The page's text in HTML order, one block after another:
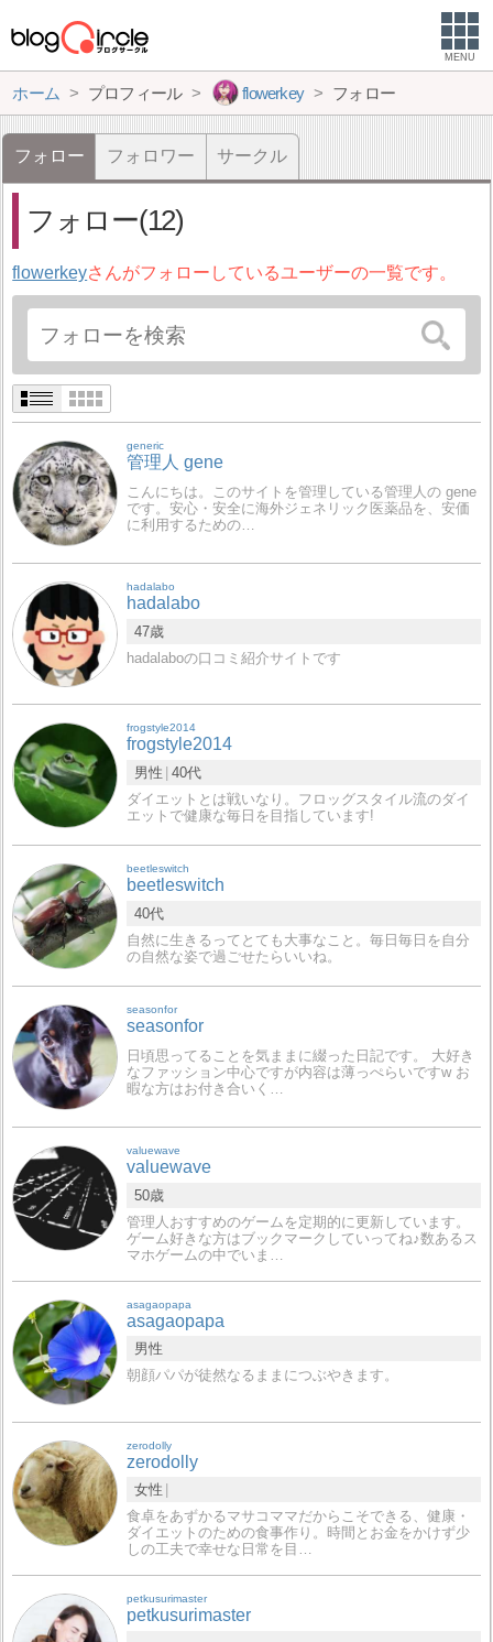
MENU
ホーム プロフィール flowerkey フォロー
フォロー フォロワー サークル
フォロー(12)
flowerkeyさんがフォローしているユーザーの一覧です。
generic
管理人 gene
こんにちは。このサイトを管理している管理人の gene
です。安心・安全に海外ジェネリック医薬品を、安価
に利用するための…
hadalabo
hadalabo
47歳
hadalaboの口コミ紹介サイトです
frogstyle2014
frogstyle2014
男性 40代
ダイエットとは戦いなり。フロッグスタイル流のダイ
エットで健康な毎日を目指しています!
beetleswitch
beetleswitch
40代
自然に生きるってとても大事なこと。毎日毎日を自分
の自然な姿で過ごせたらいいね。
seasonfor
seasonfor
日頃思ってることを気ままに綴った日記です。 大好き
なファッション中心ですが内容は薄っぺらいですw お
暇な方はお付き合いく…
valuewave
valuewave
50歳
管理人おすすめのゲームを定期的に更新しています。
ゲーム好きな方はブックマークしていってね♪数あるス
マホゲームの中でいま…
asagaopapa
asagaopapa
男性
朝顔パパが徒然なるままにつぶやきます。
zerodolly
zerodolly
女性
食卓をあずかるマサコママだからこそできる、健康・
ダイエットのための食事作り。時間とお金をかけず少
しの工夫で幸せな日常を目…
petkusurimaster
petkusurimaster